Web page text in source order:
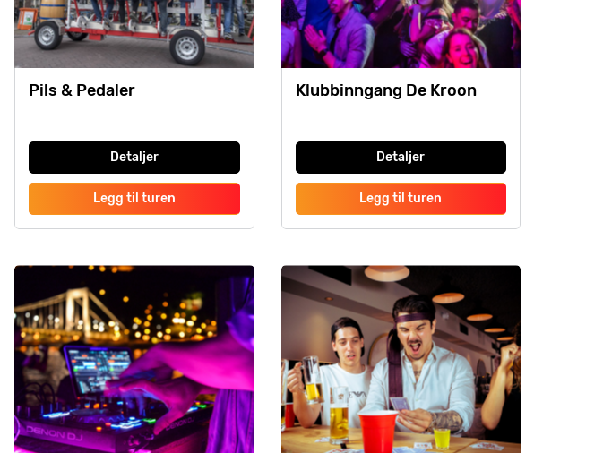
Pils & Pedaler
Detaljer
Legg til turen
Klubbinngang De Kroon
Detaljer
Legg til turen